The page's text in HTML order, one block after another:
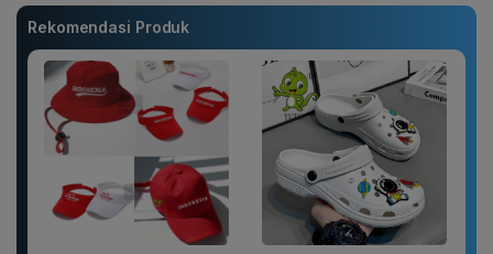
Rekomendasi Produk